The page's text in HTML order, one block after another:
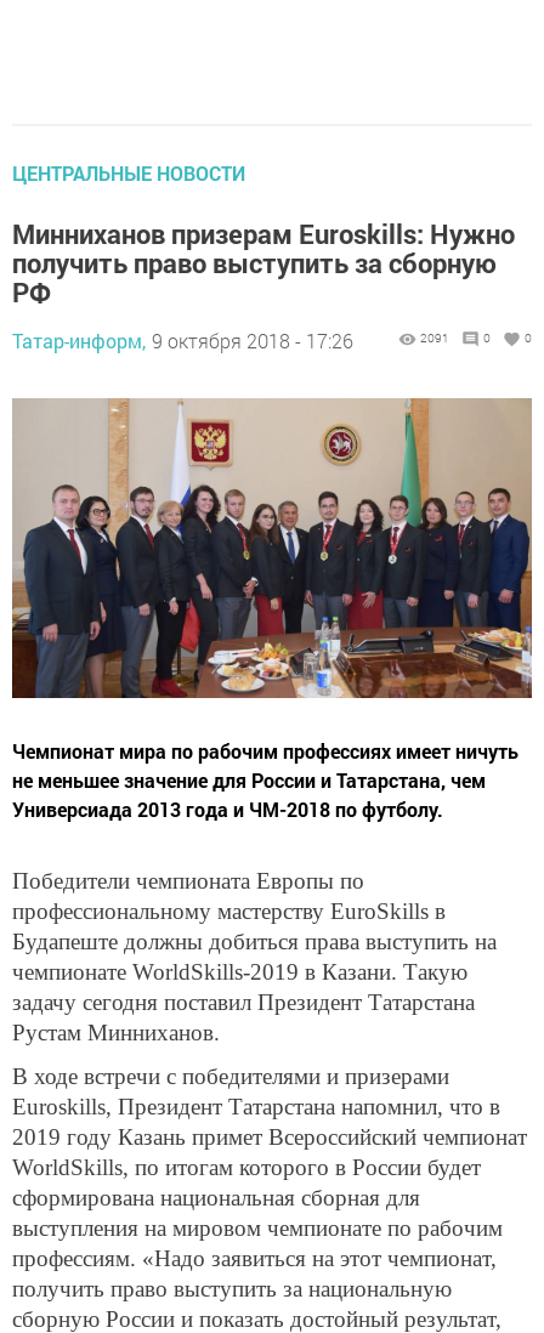
ЦЕНТРАЛЬНЫЕ НОВОСТИ
Минниханов призерам Euroskills: Нужно
получить право выступить за сборную
РФ
Татар-информ, 9 октября 2018 - 17:26 2091 0 0
Чемпионат мира по рабочим профессиях имеет ничуть
не меньшее значение для России и Татарстана, чем
Универсиада 2013 года и ЧМ-2018 по футболу.
Победители чемпионата Европы по
профессиональному мастерству EuroSkills в
Будапеште должны добиться права выступить на
чемпионате WorldSkills-2019 в Казани. Такую
задачу сегодня поставил Президент Татарстана
Рустам Минниханов.
В ходе встречи с победителями и призерами
Euroskills, Президент Татарстана напомнил, что в
2019 году Казань примет Всероссийский чемпионат
WorldSkills, по итогам которого в России будет
сформирована национальная сборная для
выступления на мировом чемпионате по рабочим
профессиям. «Надо заявиться на этот чемпионат,
получить право выступить за национальную
сборную России и показать достойный результат,